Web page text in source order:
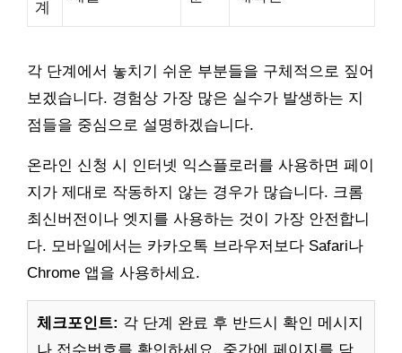
계
각 단계에서 놓치기 쉬운 부분들을 구체적으로 짚어
보겠습니다. 경험상 가장 많은 실수가 발생하는 지
점들을 중심으로 설명하겠습니다.
온라인 신청 시 인터넷 익스플로러를 사용하면 페이
지가 제대로 작동하지 않는 경우가 많습니다. 크롬
최신버전이나 엣지를 사용하는 것이 가장 안전합니
다. 모바일에서는 카카오톡 브라우저보다 Safari나
Chrome 앱을 사용하세요.
체크포인트: 각 단계 완료 후 반드시 확인 메시지